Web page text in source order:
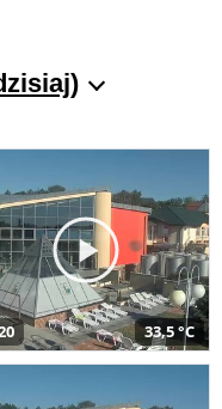
33,5 °C